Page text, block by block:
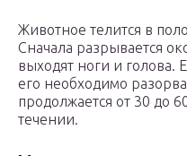
Животное телится в
Сначала разрывается
выходят ноги и голова.
его необходимо
продолжается от 30 до
течении.